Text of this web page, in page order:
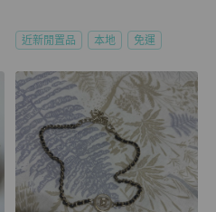
近新閒置品 本地 免運